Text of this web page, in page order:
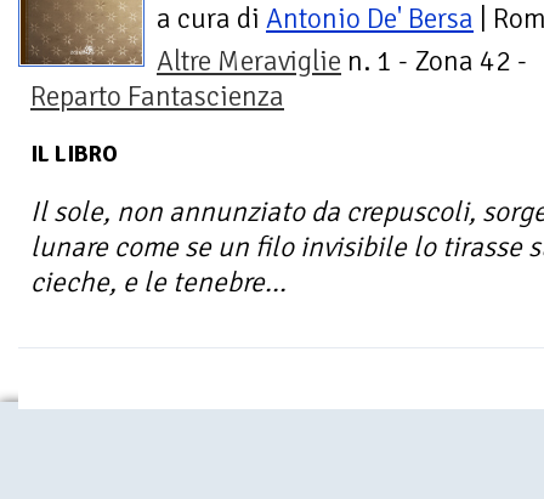
a cura di Antonio De' Bersa |
Altre Meraviglie n. 1 - Zona 42 -
Reparto Fantascienza
IL LIBRO
Il sole, non annunziato da crepuscoli,
lunare come se un filo invisibile lo tirasse
cieche, e le tenebre...